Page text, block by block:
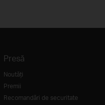
Presă
Noutăţi
Premii
Recomandări de securitate